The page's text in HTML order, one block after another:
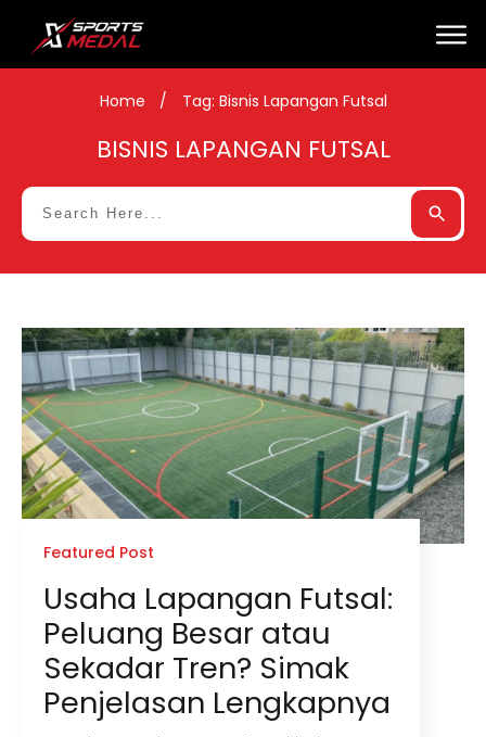
Home / Tag: Bisnis Lapangan Futsal
BISNIS LAPANGAN FUTSAL
Featured Post
Usaha Lapangan Futsal:
Peluang Besar atau
Sekadar Tren? Simak
Penjelasan Lengkapnya